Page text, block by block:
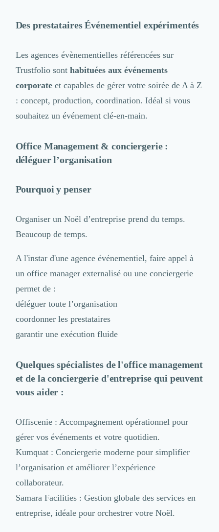
Des prestatairesÉvénementiel expérimentés
Les agences évènementiellesréférencées sur
Trustfolio sont habituées aux événements
corporateet capables de gérer votre soirée de A à Z
: concept, production, coordination. Idéal si vous
souhaitez un événement clé-en-main.
Office Management& conciergerie :
déléguer l’organisation
Pourquoi y penser
Organiser un Noël d’entreprise prend du temps.
Beaucoup de temps.
A l'instar d'une agence événementiel, faire appel à
un office manager externalisé ou une conciergerie
permet de :
déléguer toute l’organisation
coordonner les prestataires
garantir une exécution fluide
Quelques spécialistes de l'office management
et de la conciergerie d'entreprise qui peuvent
vous aider :
Offiscenie: Accompagnement opérationnel pour
gérer vos événements et votre quotidien.
Kumquat: Conciergerie moderne pour simplifier
l’organisation et améliorer l’expérience
collaborateur.
Samara Facilities: Gestion globale des services en
entreprise, idéale pour orchestrer votre Noël.